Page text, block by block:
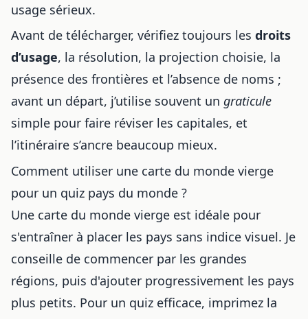
usage sérieux.
Avant de télécharger, vérifiez toujours les droits
d’usage, la résolution, la projection choisie, la
présence des frontières et l’absence de noms ;
avant un départ, j’utilise souvent un graticule
simple pour faire réviser les capitales, et
l’itinéraire s’ancre beaucoup mieux.
Comment utiliser une carte du monde vierge
pour un quiz pays du monde ?
Une carte du monde vierge est idéale pour
s'entraîner à placer les pays sans indice visuel. Je
conseille de commencer par les grandes
régions, puis d'ajouter progressivement les pays
plus petits. Pour un quiz efficace, imprimez la